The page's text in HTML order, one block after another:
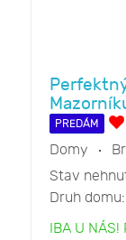
PREDÁM
Domy
Stav
Druh
IBA U